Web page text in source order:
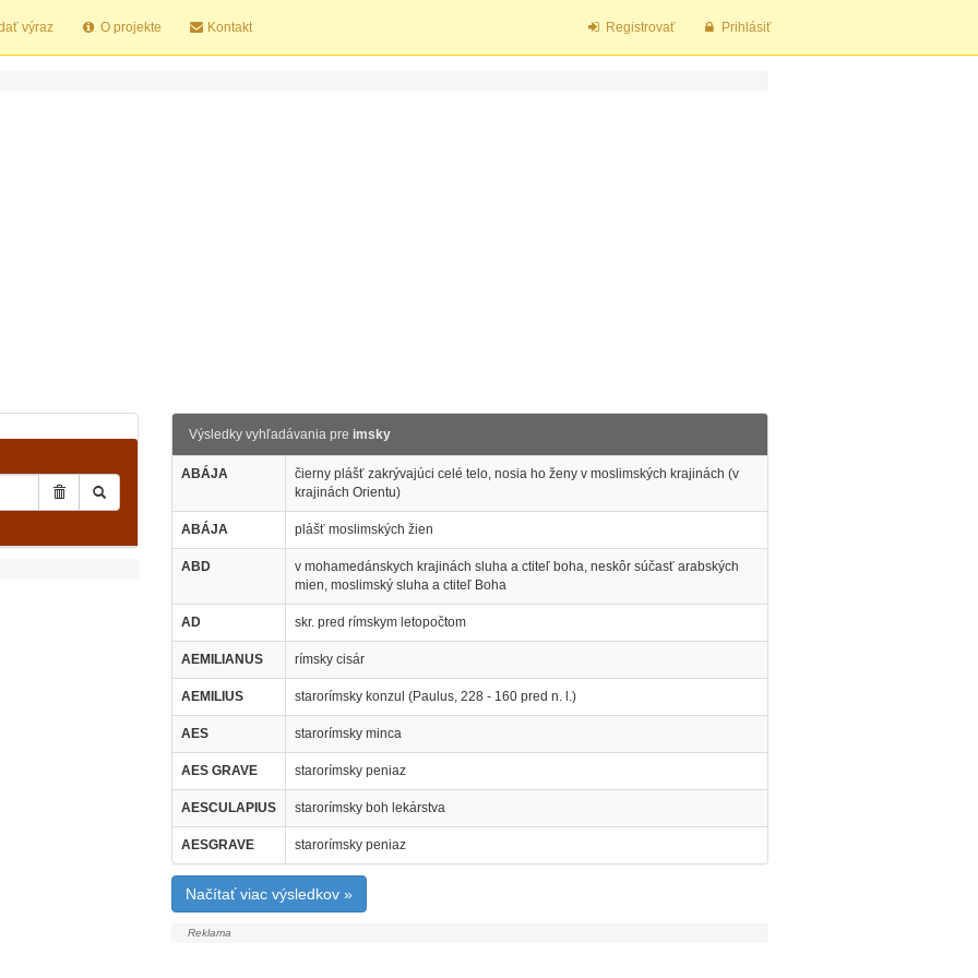
výraz O projekte Kontakt Registrovať Prihlásiť
Výsledky vyhľadávania pre imsky
ABÁJA
čierny plášť zakrývajúci celé telo, nosia ho ženy v moslimských krajinách (v
krajinách Orientu)
ABÁJA plášť moslimských žien
ABD
v mohamedánskych krajinách sluha a ctiteľ boha, neskôr súčasť arabských
mien, moslimský sluha a ctiteľ Boha
AD skr. pred rímskym letopočtom
AEMILIANUS rímsky cisár
AEMILIUS starorímsky konzul (Paulus, 228 - 160 pred n. l.)
AES starorímsky minca
AES GRAVE starorímsky peniaz
AESCULAPIUS starorímsky boh lekárstva
AESGRAVE starorímsky peniaz
Načítať viac výsledkov »